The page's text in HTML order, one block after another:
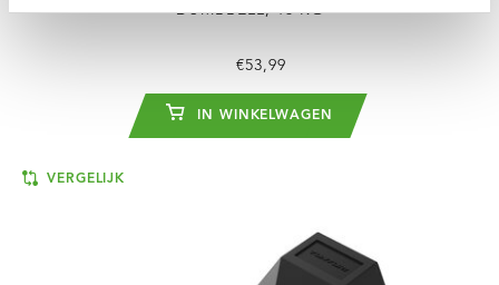
DUMBBELL, 15 KG
€53,99
IN WINKELWAGEN
VERGELIJK